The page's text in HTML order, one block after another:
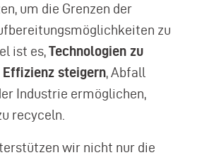
um die Grenzen der
zu
ist es,Technologien zu
steigern, Abfall
Industrie ermöglichen,
recyceln.
wir nicht nur die